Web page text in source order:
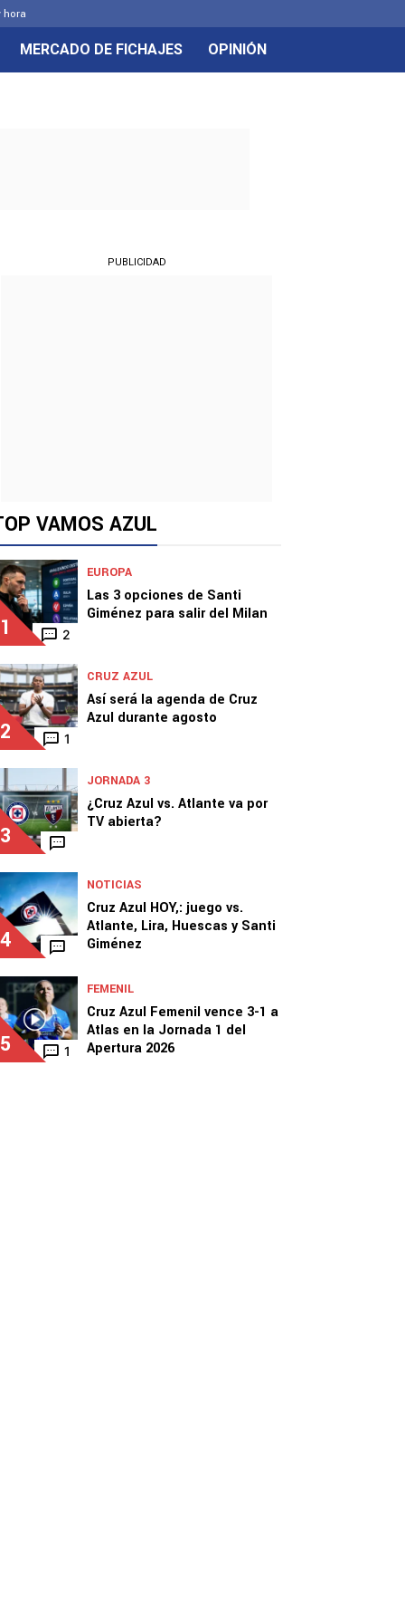
hora
MERCADO DE FICHAJES OPINIÓN
PUBLICIDAD
VAMOS AZUL
1 2
EUROPA
Las 3 opciones de Santi
Giménez para salir del Milan
2 1
CRUZ AZUL
Así será la agenda de Cruz
Azul durante agosto
3
JORNADA 3
¿Cruz Azul vs. Atlante va por
TV abierta?
4
NOTICIAS
Cruz Azul HOY,: juego vs.
Atlante, Lira, Huescas y Santi
Giménez
5 1
FEMENIL
Cruz Azul Femenil vence 3-1 a
Atlas en la Jornada 1 del
Apertura 2026